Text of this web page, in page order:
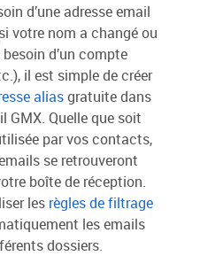
d’une adresse email
votre nom a changé ou
d’un compte
il est simple de créer
aliasgratuite dans
GMX. Quelle que soit
par vos contacts,
se retrouveront
boîte de réception.
les règles de filtrage
les emails
dossiers.